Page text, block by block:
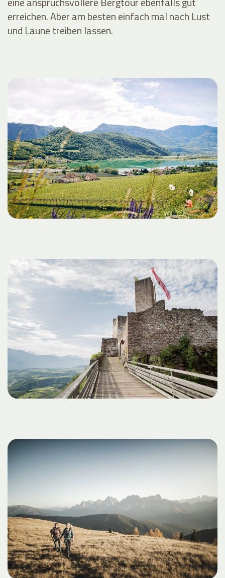
erreichen. Aber am besten einfach mal nach Lust
und Laune treiben lassen.